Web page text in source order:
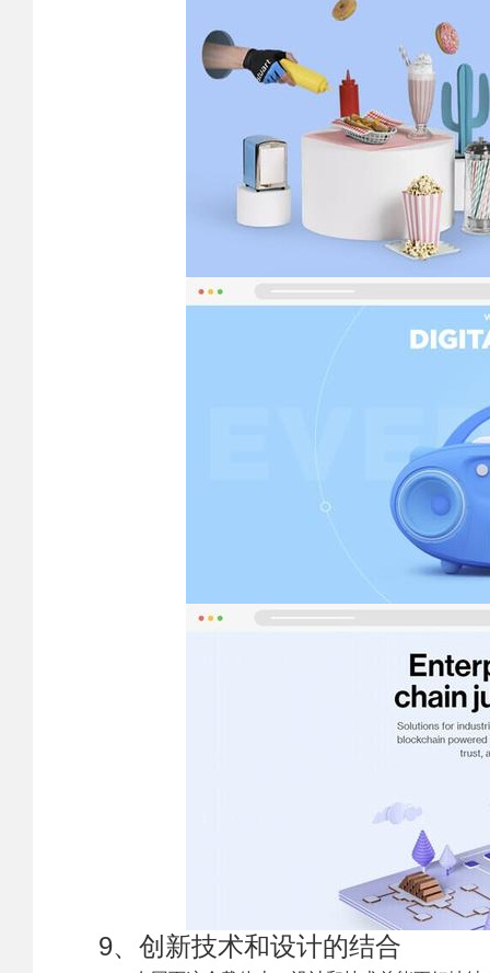
9、创新技术和设计的结合